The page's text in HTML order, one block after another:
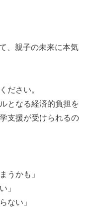
、親子の未来に本気
ださい。
となる経済的負担を
支援が受けられるの
うかも」
」
ない」